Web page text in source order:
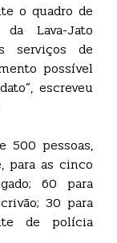
o quadro de
Lava-Jato
serviços de
possível
escreveu
500 pessoas,
para as cinco
60 para
30 para
de polícia